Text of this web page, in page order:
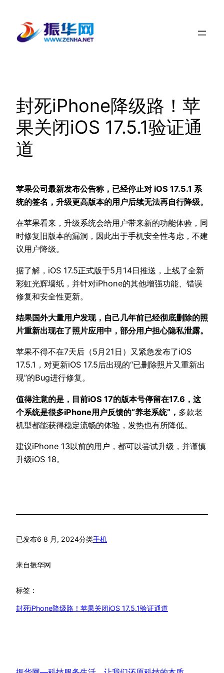
封死iPhone降级路！苹
果关闭iOS 17.5.1验证通
道
苹果公司最新发布公告称，已经停止对 iOS 17.5.1 系
统的签名，升级更高版本的用户后续无法再自行降级。
在苹果看来，升级系统会给用户带来新的功能体验，同
时修复旧版本的漏洞，因此出于手机安全性考虑，不建
议用户降级。
据了解，iOS 17.5正式版于5月14日推送，上线了全新
彩虹光辉墙纸，并针对iPhone的其他增强功能、错误
修复和安全性更新。
结果国外大量用户发现，自己几年前已经彻底删除的照
片重新出现在了照片应用中，部分用户担心隐私泄露。
苹果不得不在7天后（5月21日）又紧急发布了iOS
17.5.1，对更新iOS 17.5后出现的“已删除照片又重新出
现”的Bug进行修复。
值得注意的是，目前iOS 17的版本号停留在17.6，这
个系统是很多iPhone用户反馈的“养老系统”， 多款老
机型都能获得稳定流畅的体验，发热也有所降低。
建议iPhone 13以前的用户，都可以尝试升级，并谨慎
升级iOS 18。
已发布6 8 月, 2024分类手机
来自振华网
标签：
封死iPhone降级路！苹果关闭iOS 17.5.1验证通道